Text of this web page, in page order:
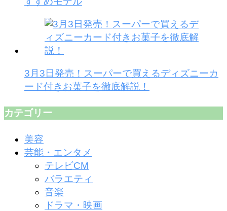
3月3日発売！スーパーで買えるディズニーカ
ード付きお菓子を徹底解説！
カテゴリー
美容
芸能・エンタメ
テレビCM
バラエティ
音楽
ドラマ・映画